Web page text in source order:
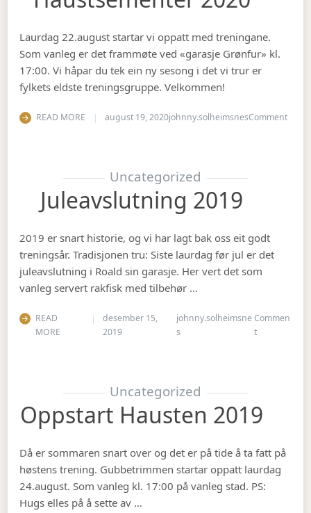
Laurdag 22.august startar vi oppatt med treningane.
Som vanleg er det frammøte ved «garasje Grønfur» kl.
17:00. Vi håpar du tek ein ny sesong i det vi trur er
fylkets eldste treningsgruppe. Velkommen!
READ MORE august 19, 2020johnny.solheimsnesCommenton
Uncategorized
Juleavslutning 2019
2019 er snart historie, og vi har lagt bak oss eit godt
treningsår. Tradisjonen tru: Siste laurdag før jul er det
juleavslutning i Roald sin garasje. Her vert det som
vanleg servert rakfisk med tilbehør …
READ
MORE
desember 15,
2019
johnny.solheimsne
s
Commen
ton
Uncategorized
Oppstart Hausten 2019
Då er sommaren snart over og det er på tide å ta fatt på
høstens trening. Gubbetrimmen startar oppatt laurdag
24.august. Som vanleg kl. 17:00 på vanleg stad. PS:
Hugs elles på å sette av …